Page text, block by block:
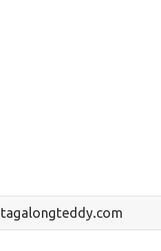
tagalongteddy.com